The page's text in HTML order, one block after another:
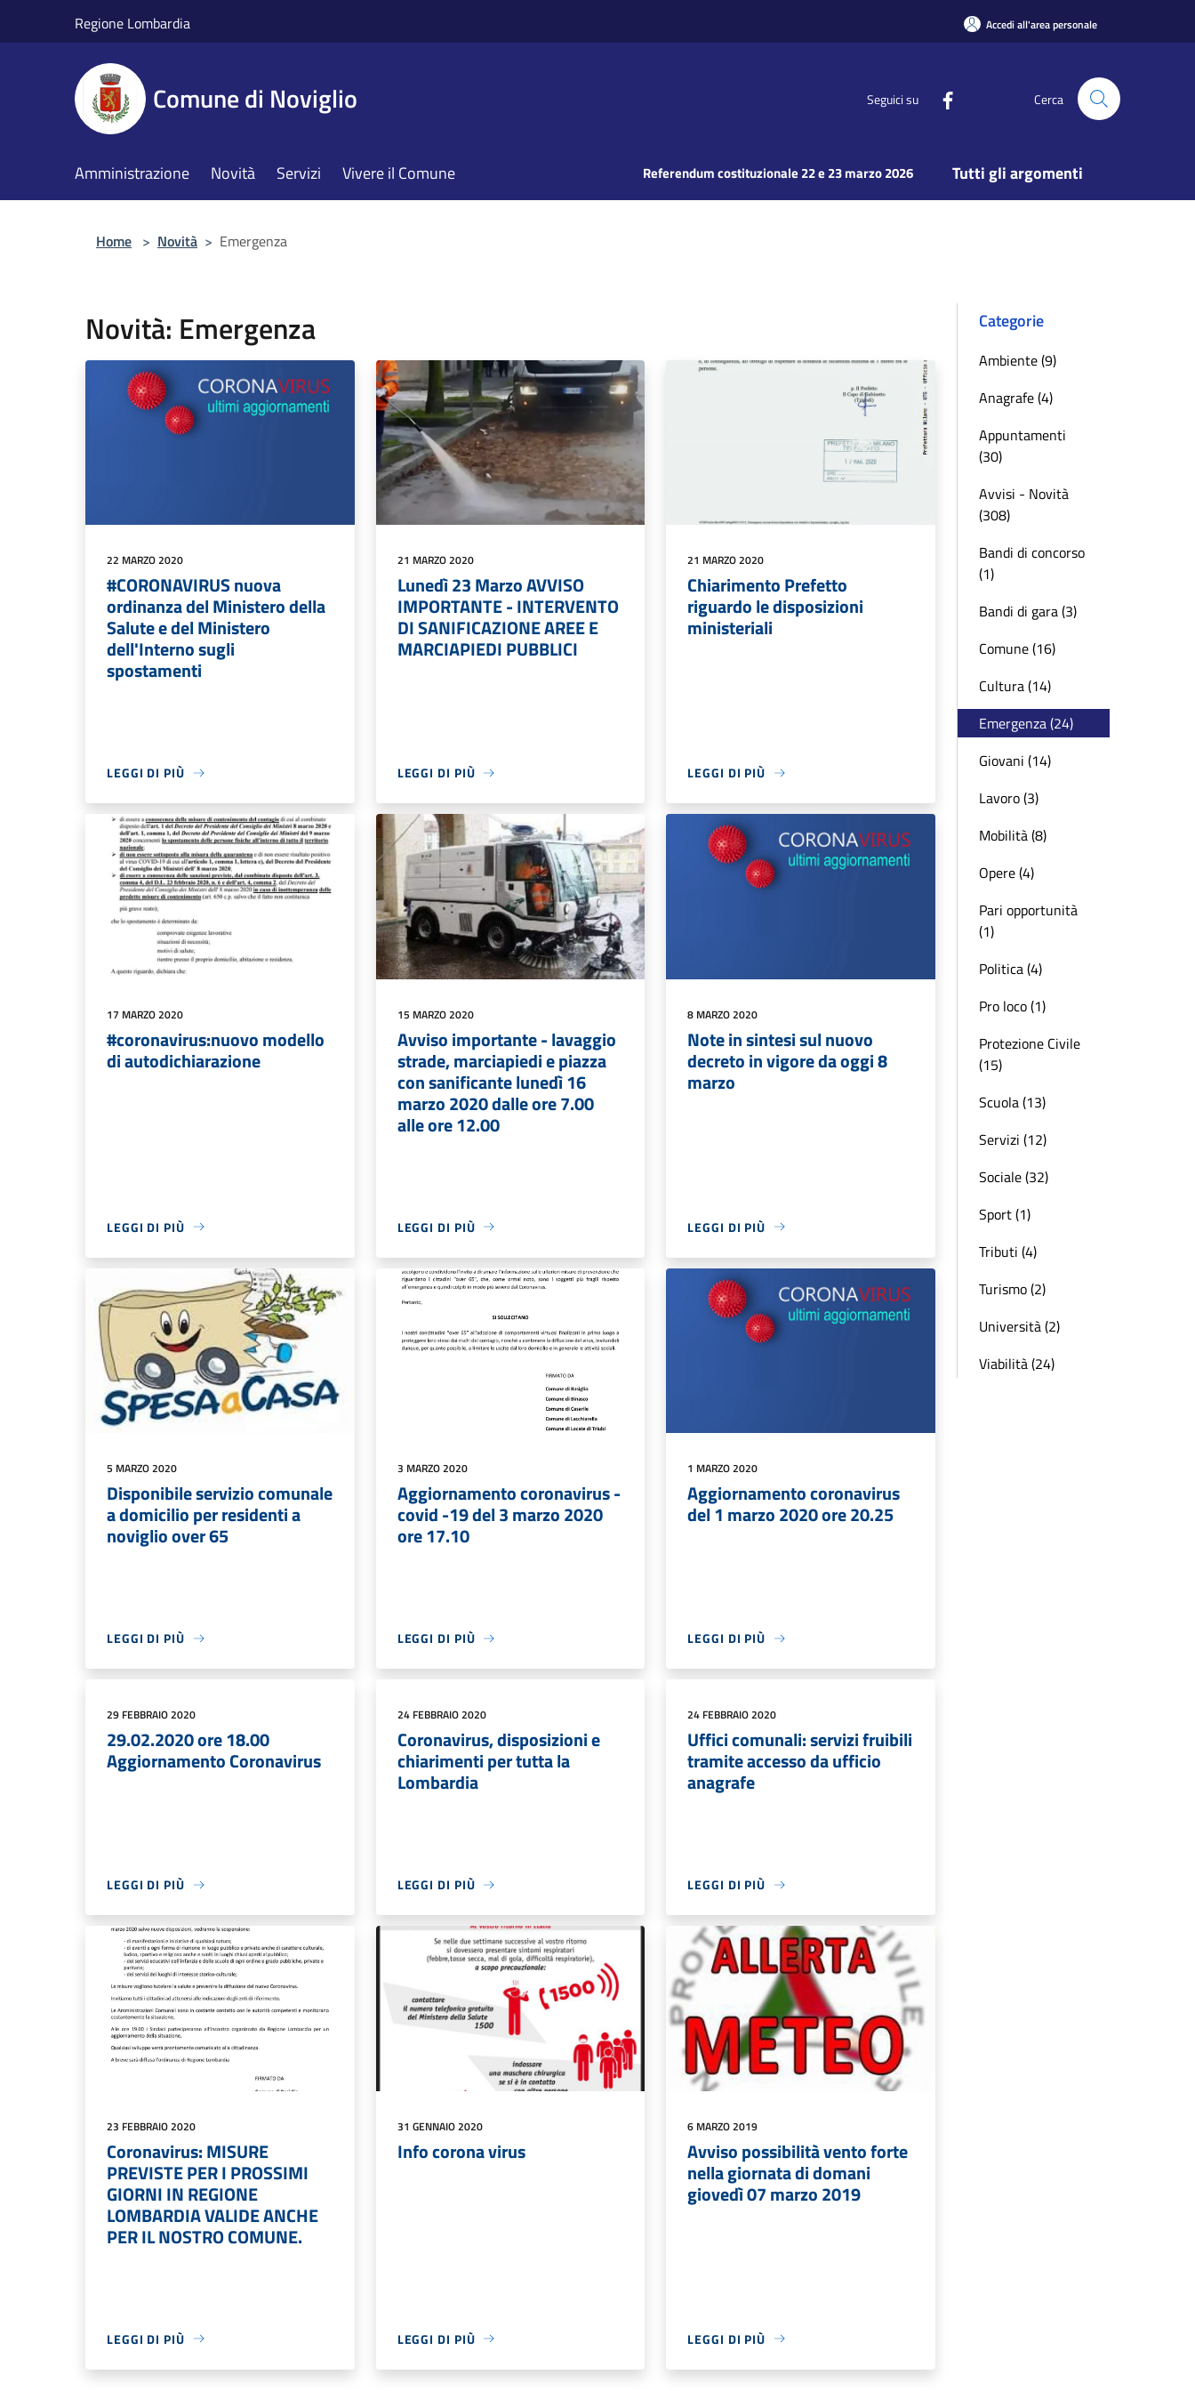
Regione Lombardia Accedi all'area personale
Comune di Noviglio Seguici su Cerca
Amministrazione Novità Servizi Vivere il Comune Referendum costituzionale 22 e 23 marzo 2026 Tutti gli argomenti
Home > Novità > Emergenza
Novità: Emergenza
22 MARZO 2020
#CORONAVIRUS nuova
ordinanza del Ministero della
Salute e del Ministero
dell'Interno sugli
spostamenti
LEGGI DI PIÙ
21 MARZO 2020
Lunedì 23 Marzo AVVISO
IMPORTANTE - INTERVENTO
DI SANIFICAZIONE AREE E
MARCIAPIEDI PUBBLICI
LEGGI DI PIÙ
21 MARZO 2020
Chiarimento Prefetto
riguardo le disposizioni
ministeriali
LEGGI DI PIÙ
17 MARZO 2020
#coronavirus:nuovo modello
di autodichiarazione
LEGGI DI PIÙ
15 MARZO 2020
Avviso importante - lavaggio
strade, marciapiedi e piazza
con sanificante lunedì 16
marzo 2020 dalle ore 7.00
alle ore 12.00
LEGGI DI PIÙ
8 MARZO 2020
Note in sintesi sul nuovo
decreto in vigore da oggi 8
marzo
LEGGI DI PIÙ
5 MARZO 2020
Disponibile servizio comunale
a domicilio per residenti a
noviglio over 65
LEGGI DI PIÙ
3 MARZO 2020
Aggiornamento coronavirus -
covid -19 del 3 marzo 2020
ore 17.10
LEGGI DI PIÙ
1 MARZO 2020
Aggiornamento coronavirus
del 1 marzo 2020 ore 20.25
LEGGI DI PIÙ
29 FEBBRAIO 2020
29.02.2020 ore 18.00
Aggiornamento Coronavirus
LEGGI DI PIÙ
24 FEBBRAIO 2020
Coronavirus, disposizioni e
chiarimenti per tutta la
Lombardia
LEGGI DI PIÙ
24 FEBBRAIO 2020
Uffici comunali: servizi fruibili
tramite accesso da ufficio
anagrafe
LEGGI DI PIÙ
23 FEBBRAIO 2020
Coronavirus: MISURE
PREVISTE PER I PROSSIMI
GIORNI IN REGIONE
LOMBARDIA VALIDE ANCHE
PER IL NOSTRO COMUNE.
LEGGI DI PIÙ
31 GENNAIO 2020
Info corona virus
LEGGI DI PIÙ
6 MARZO 2019
Avviso possibilità vento forte
nella giornata di domani
giovedì 07 marzo 2019
LEGGI DI PIÙ
Categorie
Ambiente (9)
Anagrafe (4)
Appuntamenti
(30)
Avvisi - Novità
(308)
Bandi di concorso
(1)
Bandi di gara (3)
Comune (16)
Cultura (14)
Emergenza (24)
Giovani (14)
Lavoro (3)
Mobilità (8)
Opere (4)
Pari opportunità
(1)
Politica (4)
Pro loco (1)
Protezione Civile
(15)
Scuola (13)
Servizi (12)
Sociale (32)
Sport (1)
Tributi (4)
Turismo (2)
Università (2)
Viabilità (24)